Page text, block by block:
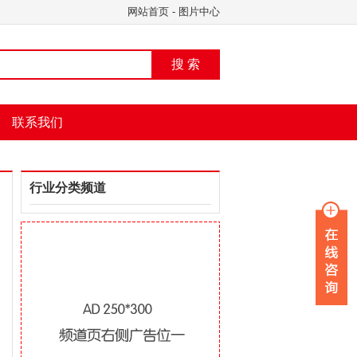
网站首页 - 图片中心
搜 索
联系我们
行业分类频道